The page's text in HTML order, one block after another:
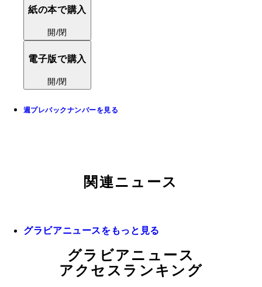
紙の本で購入
開/閉
電子版で購入
開/閉
週プレバックナンバーを見る
関連ニュース
グラビアニュースをもっと見る
グラビアニュース
アクセスランキング